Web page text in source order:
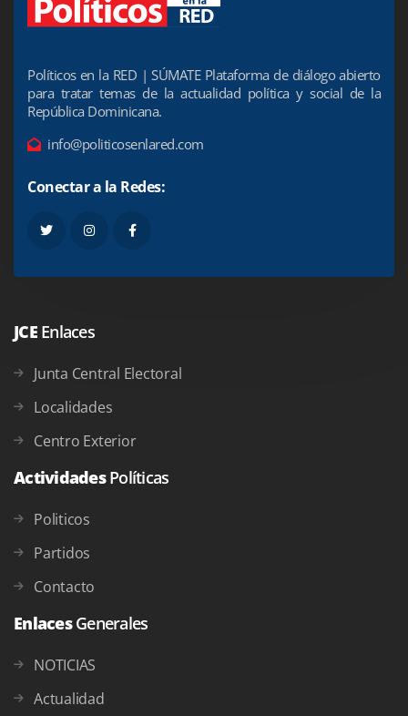
Políticos en la RED | SÚMATE Plataforma de diálogo abierto
para tratar temas de la actualidad política y social de la
República Dominicana.
info@politicosenlared.com
Conectar a la Redes:
JCE Enlaces
Junta Central Electoral
Localidades
Centro Exterior
ActividadesPolíticas
Politicos
Partidos
Contacto
EnlacesGenerales
NOTICIAS
Actualidad